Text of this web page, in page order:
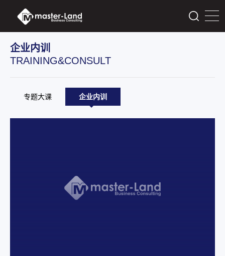
企业内训
TRAINING&CONSULT
专题大课 企业内训